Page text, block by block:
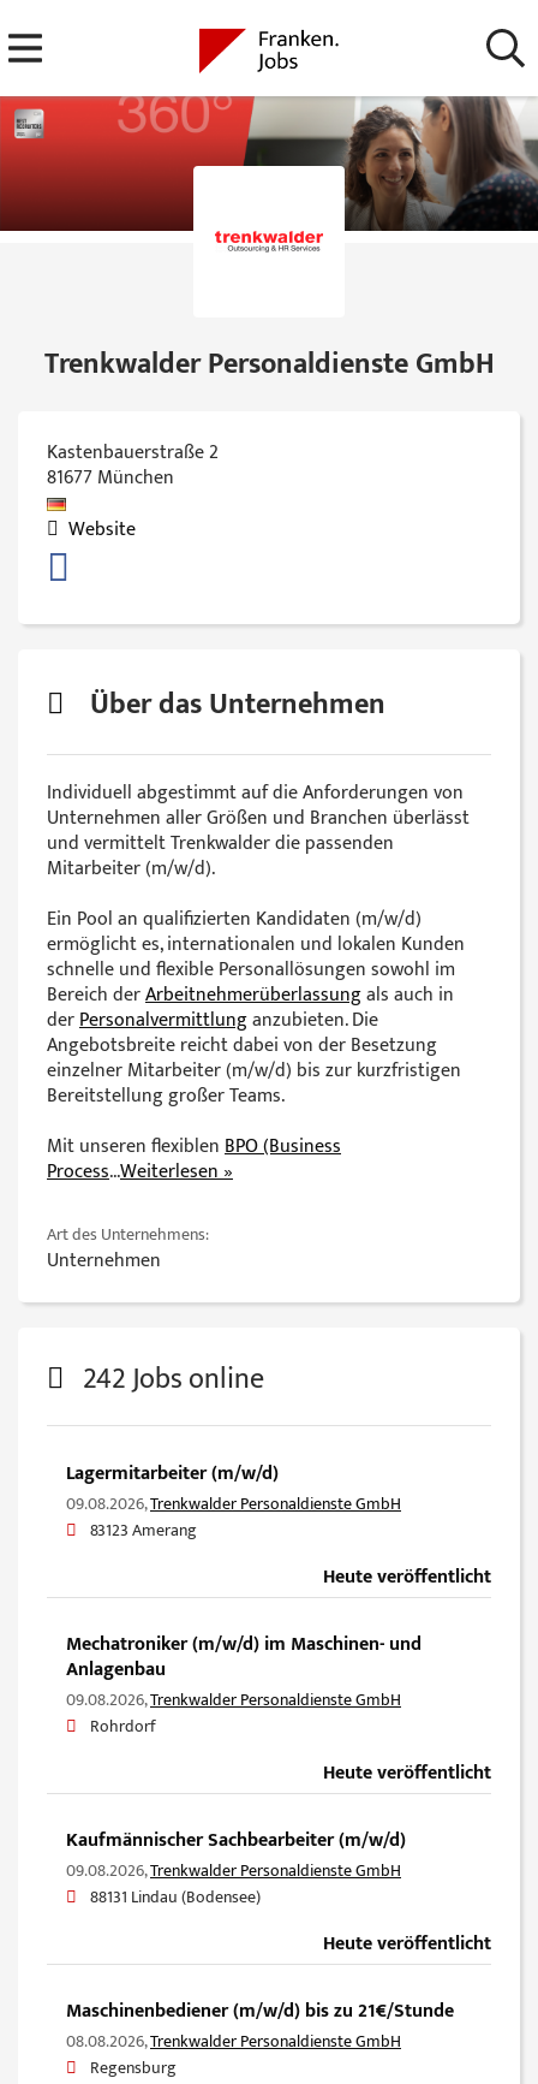
Trenkwalder Personaldienste GmbH
Kastenbauerstraße 2
81677München
Website
Über das Unternehmen
Individuell abgestimmt auf die Anforderungen von
Unternehmen aller Größen und Branchen überlässt
und vermittelt Trenkwalder die passenden
Mitarbeiter (m/w/d).
Ein Pool an qualifizierten Kandidaten (m/w/d)
ermöglicht es, internationalen und lokalen Kunden
schnelle und flexible Personallösungen sowohl im
Bereich derArbeitnehmerüberlassungals auch in
derPersonalvermittlunganzubieten. Die
Angebotsbreite reicht dabei von der Besetzung
einzelner Mitarbeiter (m/w/d) bis zur kurzfristigen
Bereitstellung großer Teams.
Mit unseren flexiblenBPO (Business
Process...Weiterlesen »
Art des Unternehmens:
Unternehmen
242 Jobs online
Lagermitarbeiter (m/w/d)
09.08.2026,Trenkwalder Personaldienste GmbH
83123 Amerang
Heute veröffentlicht
Mechatroniker (m/w/d) im Maschinen- und
Anlagenbau
09.08.2026,Trenkwalder Personaldienste GmbH
Rohrdorf
Heute veröffentlicht
Kaufmännischer Sachbearbeiter (m/w/d)
09.08.2026,Trenkwalder Personaldienste GmbH
88131 Lindau (Bodensee)
Heute veröffentlicht
Maschinenbediener (m/w/d) bis zu 21€/Stunde
08.08.2026,Trenkwalder Personaldienste GmbH
Regensburg